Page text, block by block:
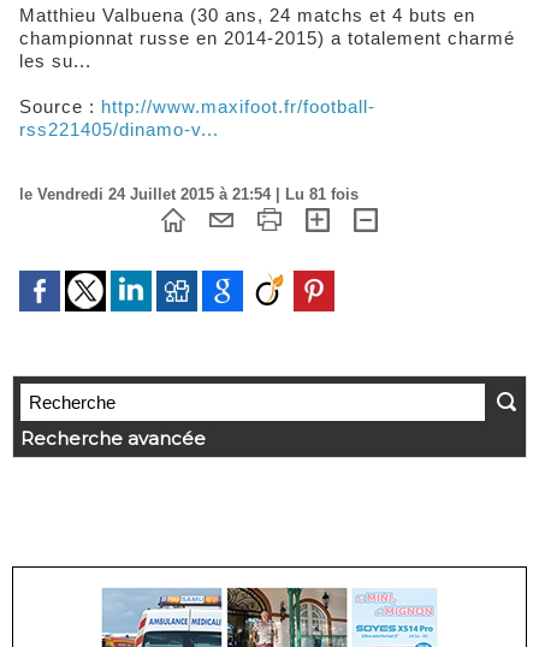
Matthieu Valbuena (30 ans, 24 matchs et 4 buts en
championnat russe en 2014-2015) a totalement charmé
les su...
Source : http://www.maxifoot.fr/football-
rss221405/dinamo-v...
le Vendredi 24 Juillet 2015 à 21:54 | Lu 81 fois
Recherche avancée